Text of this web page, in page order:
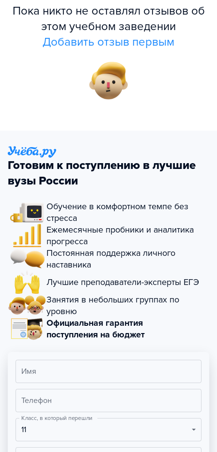
Пока никто не оставлял отзывов об
этом учебном заведении
Добавить отзыв первым
Готовим к поступлению в лучшие
вузы России
Обучение в комфортном темпе без
стресса
Ежемесячные пробники и аналитика
прогресса
Постоянная поддержка личного
наставника
Лучшие преподаватели-эксперты ЕГЭ
Занятия в небольших группах по
уровню
Официальная гарантия
поступления на бюджет
Имя
Телефон
Класс, в который перешли
11